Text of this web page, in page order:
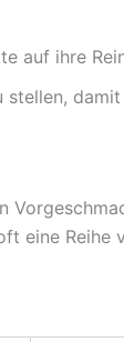
auf ihre
eine